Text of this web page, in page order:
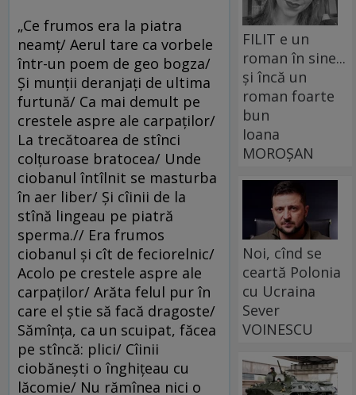
„Ce frumos era la piatra
neamţ/ Aerul tare ca vorbele
într-un poem de geo bogza/
Şi munţii deranjaţi de ultima
furtună/ Ca mai demult pe
crestele aspre ale carpaţilor/
La trecătoarea de stînci
colţuroase bratocea/ Unde
ciobanul întîlnit se masturba
în aer liber/ Şi cîinii de la
stînă lingeau pe piatră
sperma.// Era frumos
ciobanul şi cît de feciorelnic/
Acolo pe crestele aspre ale
carpaţilor/ Arăta felul pur în
care el ştie să facă dragoste/
Sămînţa, ca un scuipat, făcea
pe stîncă: plici/ Cîinii
ciobăneşti o înghiţeau cu
lăcomie/ Nu rămînea nici o
FILIT e un
roman în sine...
și încă un
roman foarte
bun
Ioana
MOROȘAN
Noi, cînd se
ceartă Polonia
cu Ucraina
Sever
VOINESCU